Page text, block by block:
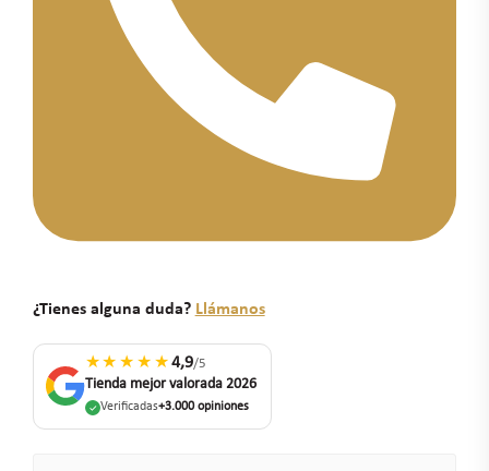
¿Tienes alguna duda? Llámanos
★★★★★4,9/5
Tienda mejor valorada 2026
Verificadas+3.000 opiniones